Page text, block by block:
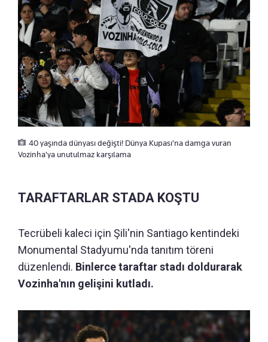
40 yaşında dünyası değişti! Dünya Kupası'na damga vuran
Vozinha'ya unutulmaz karşılama
TARAFTARLAR STADA KOŞTU
Tecrübeli kaleci için Şili'nin Santiago kentindeki
Monumental Stadyumu'nda tanıtım töreni
düzenlendi. Binlerce taraftar stadı doldurarak
Vozinha'nın gelişini kutladı.